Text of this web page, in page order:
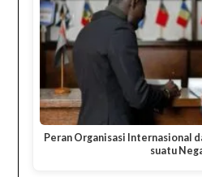
Peran Organisasi Internasional
suatu